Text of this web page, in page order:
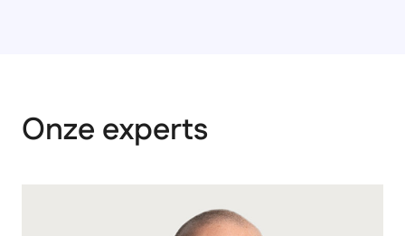
Onze experts